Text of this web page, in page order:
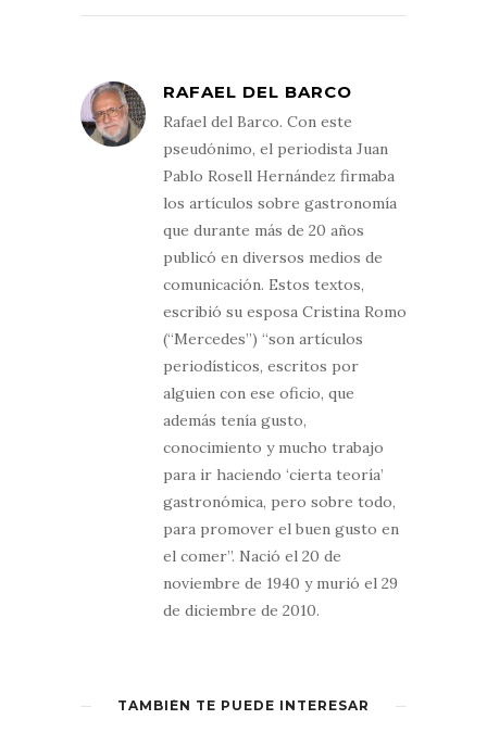
RAFAEL DEL BARCO
Rafael del Barco. Con este
pseudónimo, el periodista Juan
Pablo Rosell Hernández firmaba
los artículos sobre gastronomía
que durante más de 20 años
publicó en diversos medios de
comunicación. Estos textos,
escribió su esposa Cristina Romo
(“Mercedes”) “son artículos
periodísticos, escritos por
alguien con ese oficio, que
además tenía gusto,
conocimiento y mucho trabajo
para ir haciendo ‘cierta teoría’
gastronómica, pero sobre todo,
para promover el buen gusto en
el comer”. Nació el 20 de
noviembre de 1940 y murió el 29
de diciembre de 2010.
TAMBIÉN TE PUEDE INTERESAR